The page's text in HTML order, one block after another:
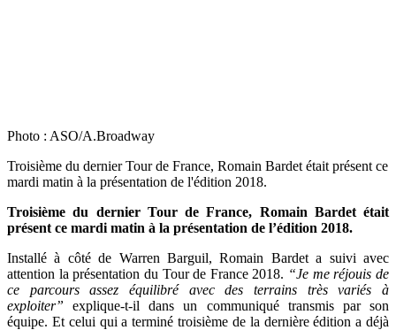
Photo : ASO/A.Broadway
Troisième du dernier Tour de France, Romain Bardet était présent ce
mardi matin à la présentation de l'édition 2018.
Troisième du dernier Tour de France, Romain Bardet était
présent ce mardi matin à la présentation de l’édition 2018.
Installé à côté de Warren Barguil, Romain Bardet a suivi avec
attention la présentation du Tour de France 2018. “Je me réjouis de
ce parcours assez équilibré avec des terrains très variés à
exploiter”explique-t-il dans un communiqué transmis par son
équipe. Et celui qui a terminé troisième de la dernière édition a déjà